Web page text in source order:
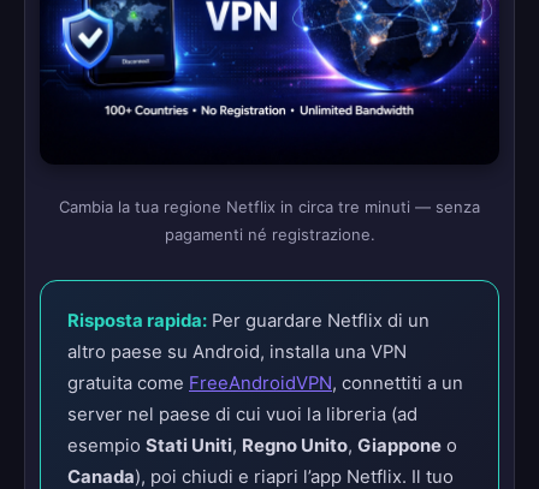
Cambia la tua regione Netflix in circa tre minuti — senza
pagamenti né registrazione.
Risposta rapida: Per guardare Netflix di un
altro paese su Android, installa una VPN
gratuita come FreeAndroidVPN, connettiti a un
server nel paese di cui vuoi la libreria (ad
esempio Stati Uniti, Regno Unito, Giappone o
Canada), poi chiudi e riapri l’app Netflix. Il tuo